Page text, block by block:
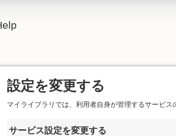
設定を変更する
マイライブラリでは、利用者自身が管理するサービス
サービス設定を変更する